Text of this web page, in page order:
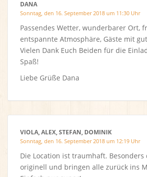
DANA
Sonntag, den 16. September 2018 um 11:30 Uhr
Passendes Wetter, wunderbarer Ort,
entspannte Atmosphäre, Gäste mit
Vielen Dank Euch Beiden für die
Spaß!
Liebe Grüße Dana
VIOLA, ALEX, STEFAN, DOMINIK
Sonntag, den 16. September 2018 um 12:19 Uhr
Die Location ist traumhaft. Besonders
originell und bringen alle zurück ins